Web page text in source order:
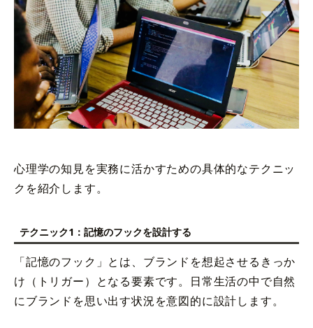
心理学の知見を実務に活かすための具体的なテクニッ
クを紹介します。
テクニック1：記憶のフックを設計する
「記憶のフック」とは、ブランドを想起させるきっか
け（トリガー）となる要素です。日常生活の中で自然
にブランドを思い出す状況を意図的に設計します。